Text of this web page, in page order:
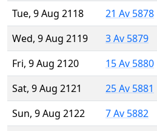
Tue, 9 Aug 2118
21 Av 5878
Wed, 9 Aug 2119
3 Av 5879
Fri, 9 Aug 2120
15 Av 5880
Sat, 9 Aug 2121
25 Av 5881
Sun, 9 Aug 2122
7 Av 5882